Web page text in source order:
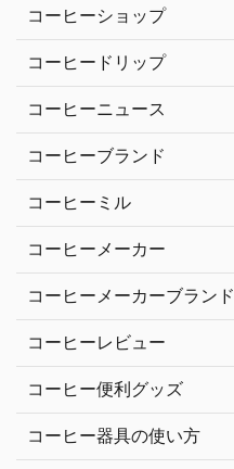
コーヒーショップ
コーヒードリップ
コーヒーニュース
コーヒーブランド
コーヒーミル
コーヒーメーカー
コーヒーメーカーブランド
コーヒーレビュー
コーヒー便利グッズ
コーヒー器具の使い方